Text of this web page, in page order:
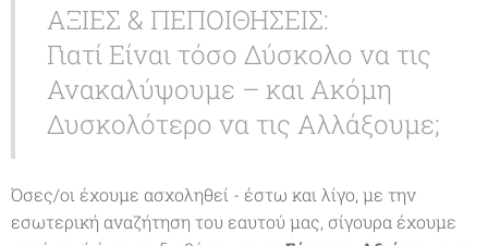
ΑΞΙΕΣ & ΠΕΠΟΙΘΗΣΕΙΣ:
Γιατί Είναι τόσο Δύσκολο να τις
Ανακαλύψουμε – και Ακόμη
Δυσκολότερο να τις Αλλάξουμε;
Όσες/οι έχουμε ασχοληθεί - έστω και λίγο, με την
εσωτερική αναζήτηση του εαυτού μας, σίγουρα έχουμε